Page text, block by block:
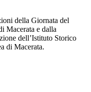
della Giornata del
Macerata e dalla
dell’Istituto Storico
di Macerata.